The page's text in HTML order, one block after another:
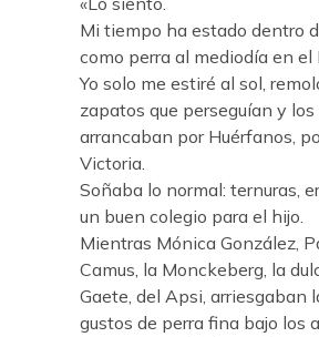
Mi tiempo ha estado dentro
como perra al mediodía en el
Yo solo me estiré al sol,
zapatos que perseguían y
arrancaban por Huérfanos,
Victoria.
Soñaba lo normal: ternuras,
un buen colegio para el hijo.
Mientras Mónica González,
Camus, la Monckeberg, la
Gaete, del Apsi, arriesgaban
gustos de perra fina bajo los